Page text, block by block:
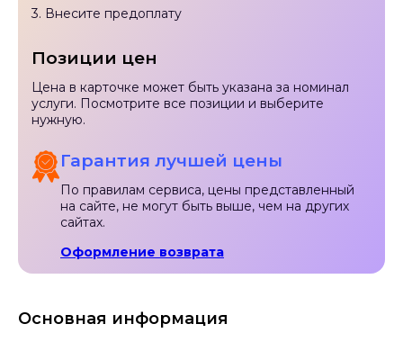
3. Внесите предоплату
Позиции цен
Цена в карточке может быть указана за номинал
услуги. Посмотрите все позиции и выберите
нужную.
Гарантия лучшей цены
По правилам сервиса, цены представленный
на сайте, не могут быть выше, чем на других
сайтах.
Оформление возврата
Основная информация